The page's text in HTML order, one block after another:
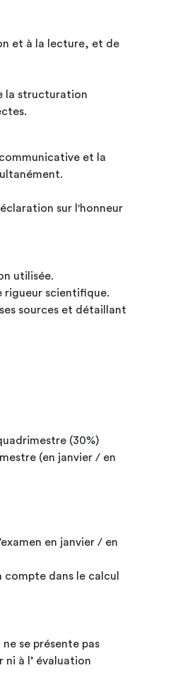
et à la lecture, et de
la structuration
et la
sur l'honneur
utilisée.
rigueur scientifique.
sources et détaillant
(30%)
(en janvier / en
en janvier / en
compte dans le calcul
se présente pas
à l’ évaluation